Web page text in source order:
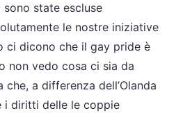
sono state escluse
le nostre iniziative
ci dicono che il gay pride è
non vedo cosa ci sia da
che, a differenza dell’Olanda
i diritti delle le coppie